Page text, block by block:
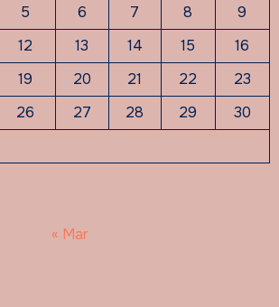
5 6 7 8
9
12 13 14 15
16
19 20 21 22
23
26 27 28 29
30
« Mar